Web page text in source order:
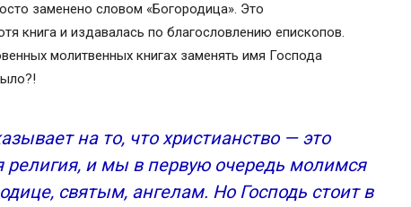
заменено словом «Богородица». Это
книга и издавалась по благословлению епископов.
молитвенных книгах заменять имя Господа
на то, что христианство — это
религия, и мы в первую очередь молимся
святым, ангелам. Но Господь стоит в